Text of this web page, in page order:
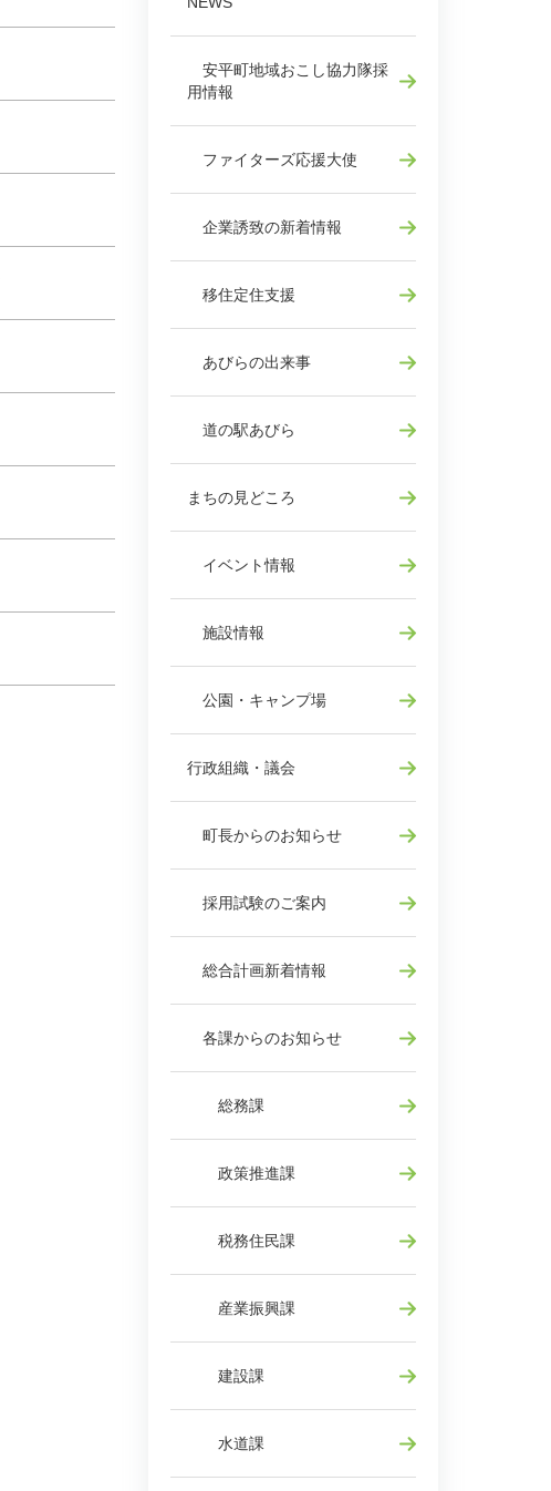
安平町地域おこし協力隊採
用情報
ファイターズ応援大使
企業誘致の新着情報
移住定住支援
あびらの出来事
道の駅あびら
まちの見どころ
イベント情報
施設情報
公園・キャンプ場
行政組織・議会
町長からのお知らせ
採用試験のご案内
総合計画新着情報
各課からのお知らせ
総務課
政策推進課
税務住民課
産業振興課
建設課
水道課